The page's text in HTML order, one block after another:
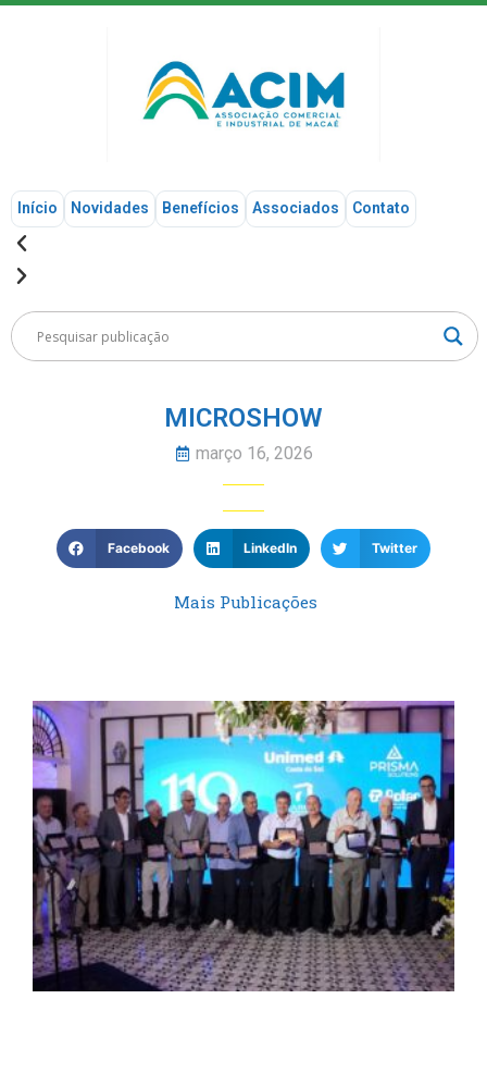
Início Novidades Benefícios Associados Contato
MICROSHOW
março 16, 2026
Facebook LinkedIn Twitter
Mais Publicações